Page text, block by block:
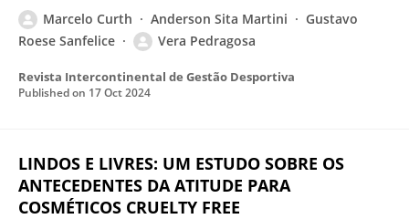
Marcelo Curth Anderson Sita Martini
Gustavo
Roese Sanfelice
Vera Pedragosa
Revista Intercontinental de Gestão Desportiva
Published on 17 Oct 2024
LINDOS E LIVRES: UM ESTUDO SOBRE OS
ANTECEDENTES DA ATITUDE PARA
COSMÉTICOS CRUELTY FREE